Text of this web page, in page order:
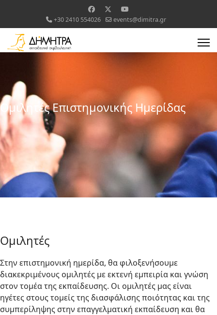
+30 2410 554026 events@dimitra.gr
Ομιλητές Επιστημονικής Ημερίδας
Ομιλητές
Στην επιστημονική ημερίδα, θα φιλοξενήσουμε
διακεκριμένους ομιλητές με εκτενή εμπειρία και γνώση
στον τομέα της εκπαίδευσης. Οι ομιλητές μας είναι
ηγέτες στους τομείς της διασφάλισης ποιότητας και της
συμπερίληψης στην επαγγελματική εκπαίδευση και θα